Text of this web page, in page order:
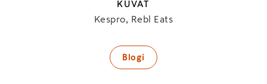
KUVAT
Kespro, Rebl Eats
Blogi